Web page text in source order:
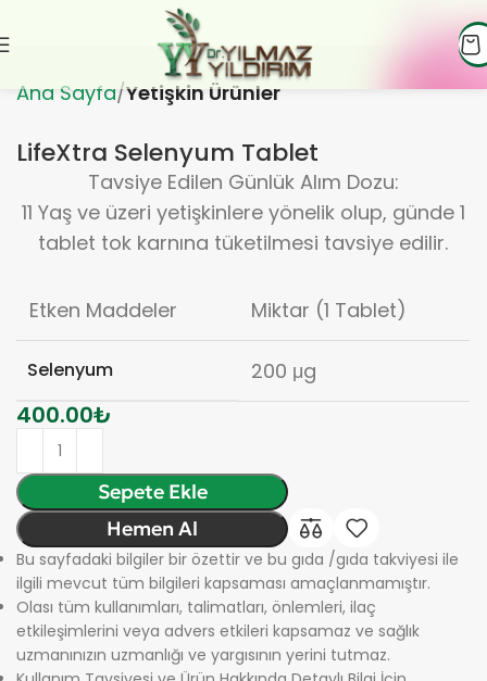
Ana Sayfa Yetişkin Ürünler
LifeXtra Selenyum Tablet
Tavsiye Edilen Günlük Alım Dozu:
11 Yaş ve üzeri yetişkinlere yönelik olup, günde 1
tablet tok karnına tüketilmesi tavsiye edilir.
Etken Maddeler Miktar (1 Tablet)
Selenyum 200 μg
400.00₺
Sepete Ekle
Hemen Al
Bu sayfadaki bilgiler bir özettir ve bu gıda /gıda takviyesi ile
ilgili mevcut tüm bilgileri kapsaması amaçlanmamıştır.
Olası tüm kullanımları, talimatları, önlemleri, ilaç
etkileşimlerini veya advers etkileri kapsamaz ve sağlık
uzmanınızın uzmanlığı ve yargısının yerini tutmaz.